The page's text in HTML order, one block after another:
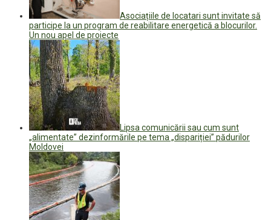
Asociațiile de locatari sunt invitate să
participe la un program de reabilitare energetică a blocurilor.
Un nou apel de proiecte
Lipsa comunicării sau cum sunt
„alimentate” dezinformările pe tema „dispariției” pădurilor
Moldovei